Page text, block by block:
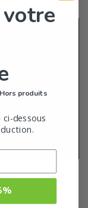
produits
dessous